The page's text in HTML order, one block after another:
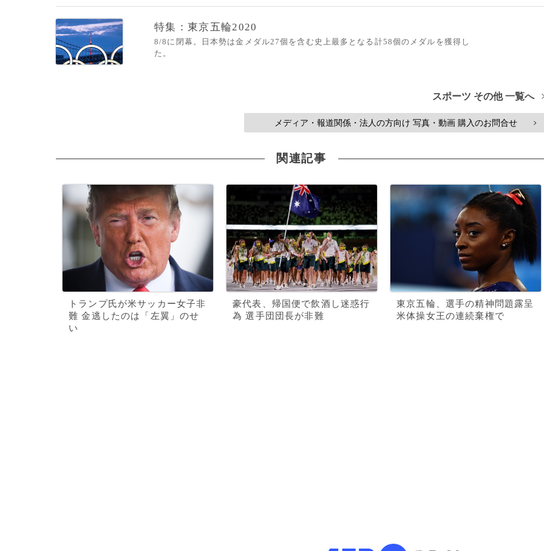
特集：東京五輪2020
8/8に閉幕。日本勢は金メダル27個を含む史上最多となる計58個のメダルを獲得し
た。
スポーツ その他 一覧へ
メディア・報道関係・法人の方向け 写真・動画 購入のお問合せ >
関連記事
トランプ氏が米サッカー女子非
難 金逃したのは「左翼」のせ
い
豪代表、帰国便で飲酒し迷惑行
為 選手団団長が非難
東京五輪、選手の精神問題露呈
米体操女王の連続棄権で